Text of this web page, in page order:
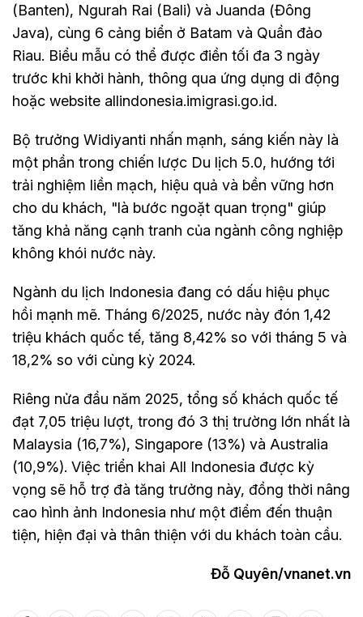
(Banten), Ngurah Rai (Bali) và Juanda (Đông
Java), cùng 6 cảng biển ở Batam và Quần đảo
Riau. Biểu mẫu có thể được điền tối đa 3 ngày
trước khi khởi hành, thông qua ứng dụng di động
hoặc website allindonesia.imigrasi.go.id.
Bộ trưởng Widiyanti nhấn mạnh, sáng kiến này là
một phần trong chiến lược Du lịch 5.0, hướng tới
trải nghiệm liền mạch, hiệu quả và bền vững hơn
cho du khách, "là bước ngoặt quan trọng" giúp
tăng khả năng cạnh tranh của ngành công nghiệp
không khói nước này.
Ngành du lịch Indonesia đang có dấu hiệu phục
hồi mạnh mẽ. Tháng 6/2025, nước này đón 1,42
triệu khách quốc tế, tăng 8,42% so với tháng 5 và
18,2% so với cùng kỳ 2024.
Riêng nửa đầu năm 2025, tổng số khách quốc tế
đạt 7,05 triệu lượt, trong đó 3 thị trường lớn nhất là
Malaysia (16,7%), Singapore (13%) và Australia
(10,9%). Việc triển khai All Indonesia được kỳ
vọng sẽ hỗ trợ đà tăng trưởng này, đồng thời nâng
cao hình ảnh Indonesia như một điểm đến thuận
tiện, hiện đại và thân thiện với du khách toàn cầu.
Đỗ Quyên/vnanet.vn